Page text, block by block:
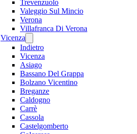
Trevenzuolo
Valeggio Sul Mincio
Verona
Villafranca Di Verona
Vicenza
Indietro
Vicenza
Asiago
Bassano Del Grappa
Bolzano Vicentino
Breganze
Caldogno
Carrè
Cassola
Castelgomberto